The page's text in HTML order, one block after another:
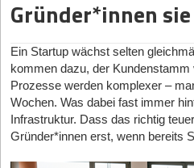
Breiteres Kundenpotential: Mit
Das erhöht die Chance, dass
und somit Ihren Umsatz
Einfache Verwaltung: Ein
alle Geschäftsprozesse digital
Bestellungen und Zahlungen
Kundenbewertungen sammeln
Gründer*innen
Ein Startup wächst selten
kommen dazu, der
Prozesse werden komplexer –
Wochen. Was dabei fast immer
Infrastruktur. Dass das richtig
Gründer*innen erst, wenn bereits